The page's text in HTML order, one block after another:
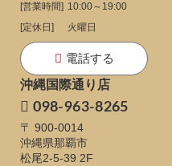
[営業時間] 10:00～19:00
[定休日]
火曜日
電話する
沖縄国際通り店
098-963-8265
〒 900-0014
沖縄県那覇市
松尾2-5-39 2F